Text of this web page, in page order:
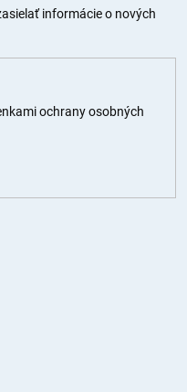
informácie o nových
ochrany osobných